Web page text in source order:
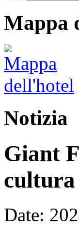
Mappa
Notizia
Giant
cultura
Date: